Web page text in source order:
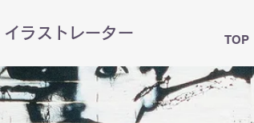
ラストレーター TOP